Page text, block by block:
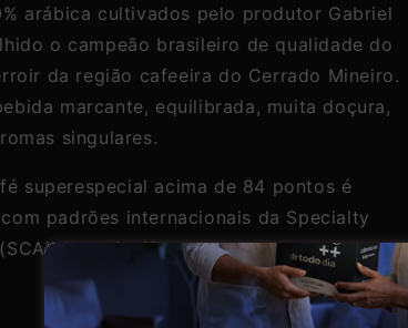
arábica cultivados pelo produtor Gabriel
o campeão brasileiro de qualidade do
da região cafeeira do Cerrado Mineiro.
marcante, equilibrada, muita doçura,
singulares.
superespecial acima de 84 pontos é
padrões internacionais da Specialty
Isso significa que cumpre regras